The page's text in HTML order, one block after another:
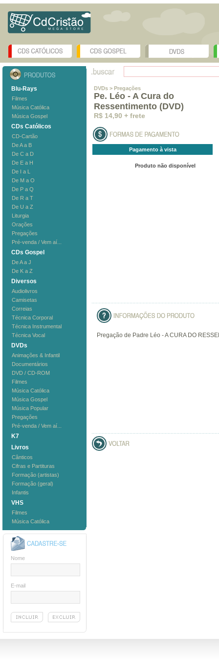
Blu-Rays
Filmes
Música Católica
Música Gospel
CDs Católicos
CD-Cartão
De A a B
De C a D
De E a H
De I a L
De M a O
De P a Q
De R a T
De U a Z
Liturgia
Orações
Pregações
Pré-venda / Vem aí...
CDs Gospel
De A a J
De K a Z
Diversos
Audiolivros
Camisetas
Correias
Técnica Corporal
Técnica Instrumental
Técnica Vocal
DVDs
Animações & Infantil
Documentários
DVD / CD-ROM
Filmes
Música Católica
Música Gospel
Música Popular
Pregações
Pré-venda / Vem aí...
K7
Livros
Cânticos
Cifras e Partituras
Formação (artistas)
Formação (geral)
Infantis
VHS
Filmes
Música Católica
Nome
E-mail
DVDs > Pregações
Pe. Léo - A Cura do
Ressentimento (DVD)
R$ 14,90 + frete
Pagamento à vista
Produto não disponível
Pregação de Padre Léo - A CURA DO